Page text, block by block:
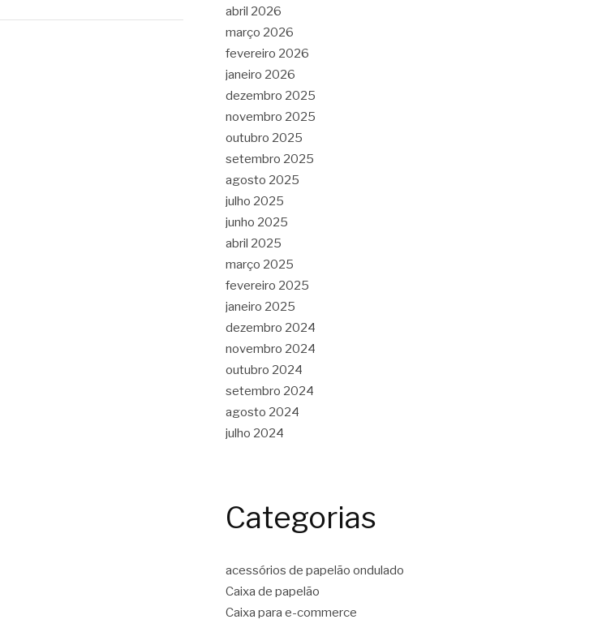
abril 2026
março 2026
fevereiro 2026
janeiro 2026
dezembro 2025
novembro 2025
outubro 2025
setembro 2025
agosto 2025
julho 2025
junho 2025
abril 2025
março 2025
fevereiro 2025
janeiro 2025
dezembro 2024
novembro 2024
outubro 2024
setembro 2024
agosto 2024
julho 2024
Categorias
acessórios de papelão ondulado
Caixa de papelão
Caixa para e-commerce